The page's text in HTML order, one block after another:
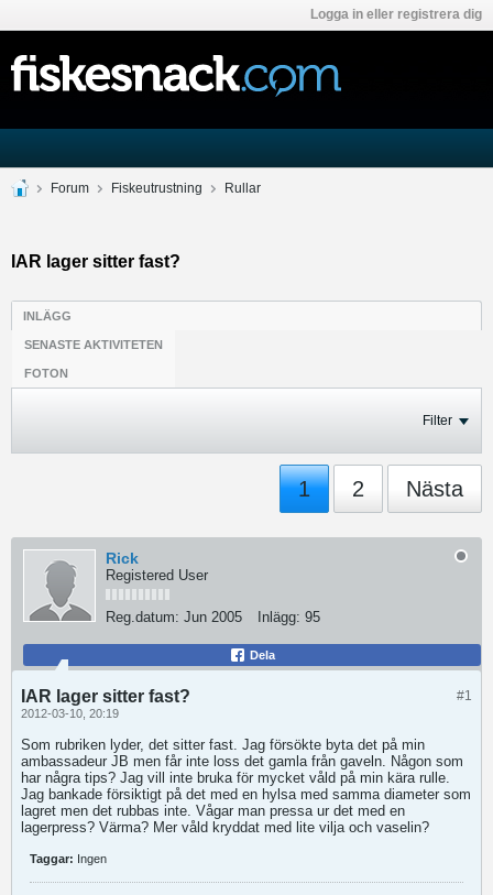
Logga in eller registrera dig
Forum Fiskeutrustning Rullar
IAR lager sitter fast?
INLÄGG
SENASTE AKTIVITETEN
FOTON
Filter
1 2 Nästa
Rick
Registered User
Reg.datum: Jun 2005 Inlägg: 95
Dela
#1
IAR lager sitter fast?
2012-03-10, 20:19
Som rubriken lyder, det sitter fast. Jag försökte byta det på min
ambassadeur JB men får inte loss det gamla från gaveln. Någon som
har några tips? Jag vill inte bruka för mycket våld på min kära rulle.
Jag bankade försiktigt på det med en hylsa med samma diameter som
lagret men det rubbas inte. Vågar man pressa ur det med en
lagerpress? Värma? Mer våld kryddat med lite vilja och vaselin?
Taggar: Ingen